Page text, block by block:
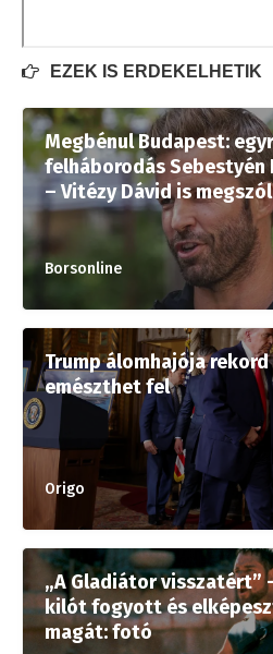
EZEK IS ÉRDEKELHETIK
Megbénul Budapest:
felháborodás
– Vitézy Dávid is
Borsonline
Trump álomhajója
emészthet fel
Origo
„A Gladiátor visszatért”
kilót fogyott és
magát: fotó